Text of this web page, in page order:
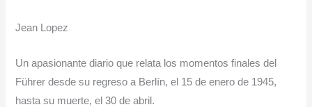
Jean Lopez
Un apasionante diario que relata los momentos finales del
Führer desde su regreso a Berlín, el 15 de enero de 1945,
hasta su muerte, el 30 de abril.